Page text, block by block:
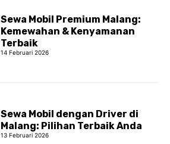
Sewa Mobil Premium Malang:
Kemewahan & Kenyamanan
Terbaik
14 Februari 2026
Sewa Mobil dengan Driver di
Malang: Pilihan Terbaik Anda
13 Februari 2026